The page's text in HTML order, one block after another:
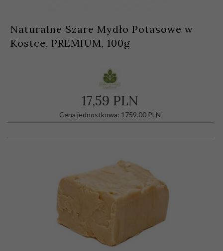
Naturalne Szare Mydło Potasowe w
Kostce, PREMIUM, 100g
17,59 PLN
Cena jednostkowa: 1759.00 PLN